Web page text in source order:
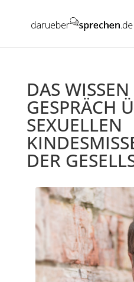
DAS
GESPRÄCH
SEXUELLEN
DER